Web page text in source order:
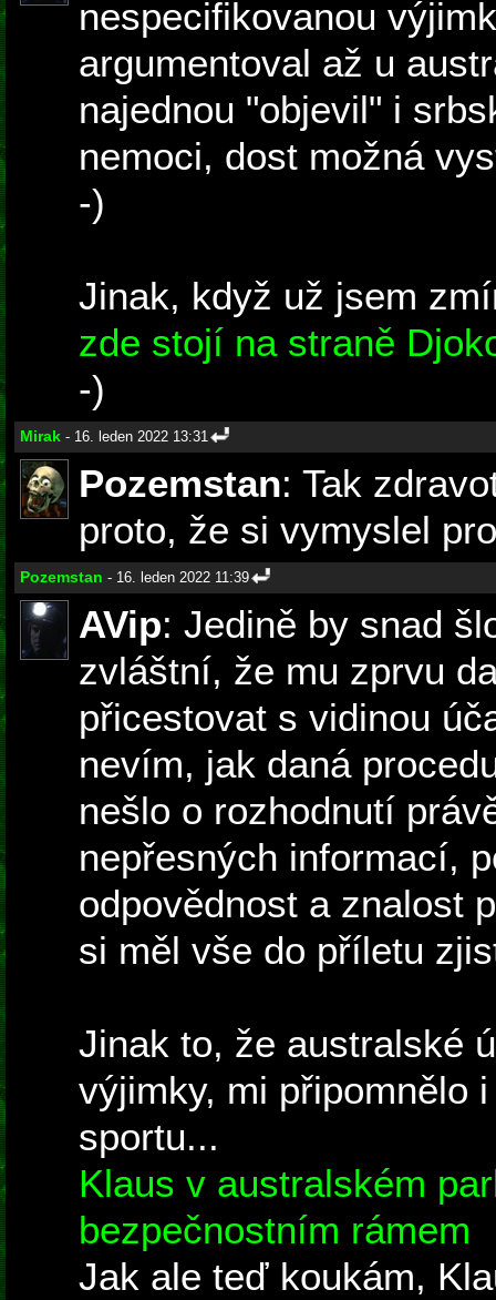
nespecifikovanou
argumentoval až u
najednou "objevil" i
nemoci, dost možná
-)
Jinak, když už jsem
zde stojí na straně
-)
Mirak - 16. leden 2022 13:31
Pozemstan: Tak
proto, že si vymyslel
Pozemstan - 16. leden 2022 11:39
AVip: Jedině by snad
zvláštní, že mu zprvu
přicestovat s vidinou
nevím, jak daná
nešlo o rozhodnutí
nepřesných informací,
odpovědnost a znalost
si měl vše do příletu
Jinak to, že australské
výjimky, mi připomnělo
sportu...
Klaus v australském
bezpečnostním rámem
Jak ale teď koukám,